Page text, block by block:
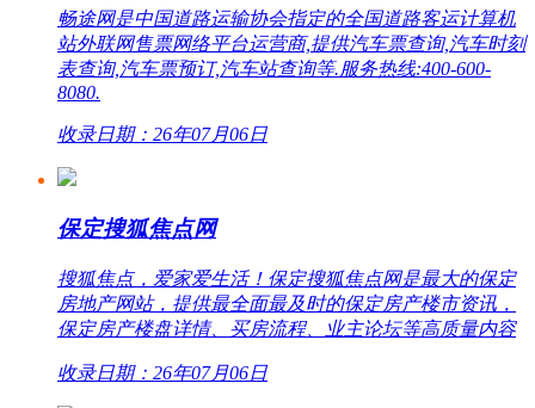
畅途网是中国道路运输协会指定的全国道路客运计算机
站外联网售票网络平台运营商,提供汽车票查询,汽车时刻
表查询,汽车票预订,汽车站查询等.服务热线:400-600-
8080.
收录日期：26年07月06日
保定搜狐焦点网
搜狐焦点，爱家爱生活！保定搜狐焦点网是最大的保定
房地产网站，提供最全面最及时的保定房产楼市资讯，
保定房产楼盘详情、买房流程、业主论坛等高质量内容
收录日期：26年07月06日